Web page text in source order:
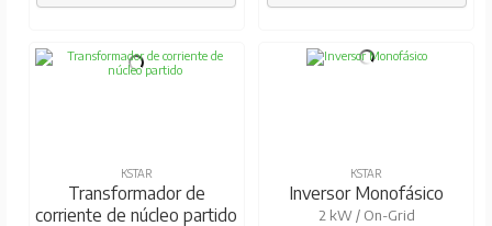
KSTAR
Transformador de
corriente de núcleo partido
KSTAR
Inversor Monofásico
2 kW / On-Grid